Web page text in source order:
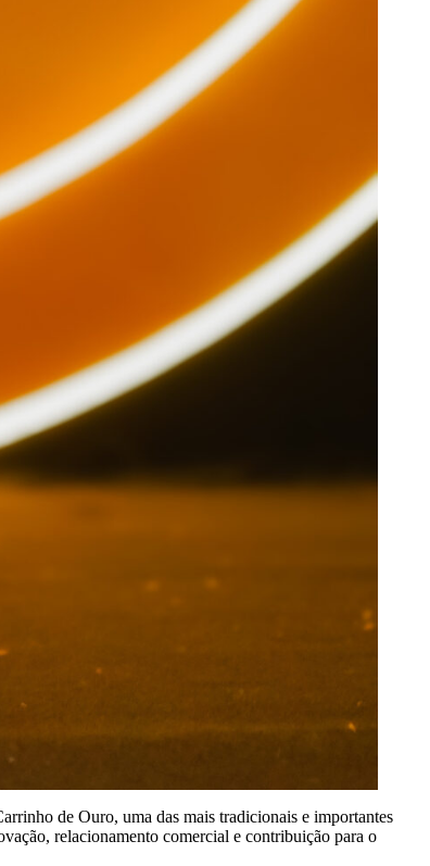
de Ouro, uma das mais tradicionais e importantes
relacionamento comercial e contribuição para o